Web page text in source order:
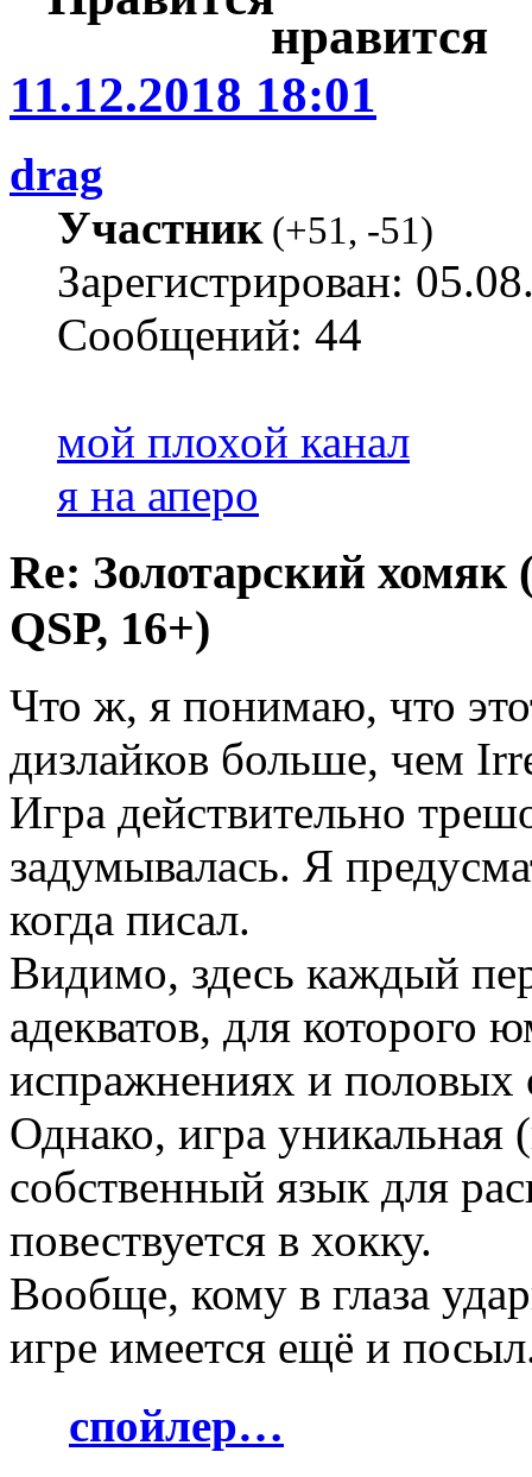
11.12.2018 18:01
drag
Участник(+51, -51)
Зарегистрирован:
Сообщений: 44
мой плохой канал
я на аперо
Re: Золотарский
QSP, 16+)
Что ж, я понимаю, что
дизлайков больше, чем
Игра действительно
задумывалась. Я
когда писал.
Видимо, здесь каждый
адекватов, для которого
испражнениях и
Однако, игра
собственный язык для
повествуется в хокку.
Вообще, кому в глаза
игре имеется ещё и
спойлер…